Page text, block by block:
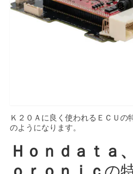
Ｋ２０Ａに良く使われるＥＣＵの
のようになります。
Ｈｏｎｄａｔａ